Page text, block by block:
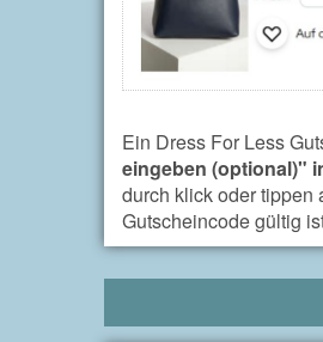
Ein Dress For Less
eingeben (optional)"
durch klick oder tippen
Gutscheincode gültig